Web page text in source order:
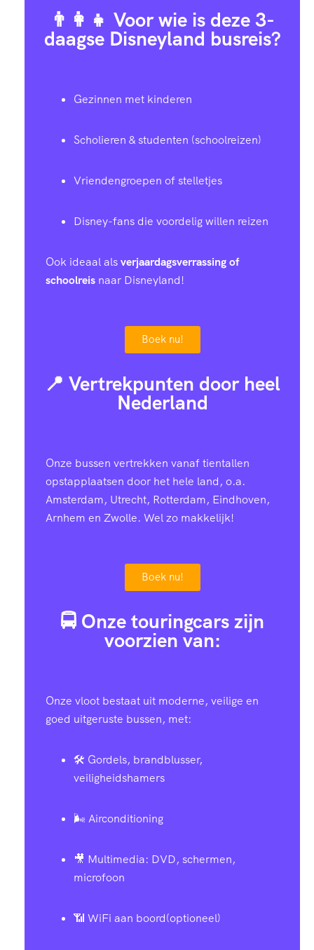
👨‍👩‍👧 Voor wie is deze 3-
daagse Disneyland busreis?
Gezinnen met kinderen
Scholieren & studenten (schoolreizen)
Vriendengroepen of stelletjes
Disney-fans die voordelig willen reizen
Ook ideaal alsverjaardagsverrassing of
schoolreis naar Disneyland!
Boek nu!
📍 Vertrekpunten door heel
Nederland
Onze bussen vertrekken vanaf tientallen
opstapplaatsen door het hele land, o.a.
Amsterdam, Utrecht, Rotterdam, Eindhoven,
Arnhem en Zwolle. Wel zo makkelijk!
Boek nu!
🚍 Onze touringcars zijn
voorzien van:
Onze vloot bestaat uit moderne, veilige en
goed uitgeruste bussen, met:
🛠️ Gordels, brandblusser,
veiligheidshamers
🌬️ Airconditioning
🎥 Multimedia: DVD, schermen,
microfoon
📶 WiFi aan boord(optioneel)